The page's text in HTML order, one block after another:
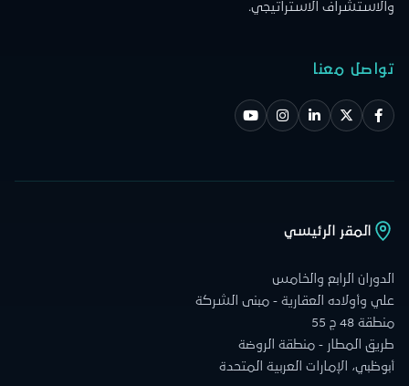
والاستشراف الاستراتيجي.
تواصل معنا
المقر الرئيسي
الدوران الرابع والخامس
علي وأولاده العقارية - مبنى الشركة
منطقة 48 ج 55
طريق المطار - منطقة الروضة
أبوظبي، الإمارات العربية المتحدة